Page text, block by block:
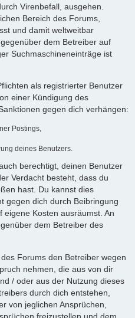
Virenbefall, ausgehen.
Bereich des Forums,
und damit weltweitbar
dem Betreiber auf
Suchmaschineneinträge ist
als registrierter Benutzer
einer Kündigung des
gegen dich verhängen:
Postings,
deines Benutzers.
berechtigt, deinen Benutzer
Verdacht besteht, dass du
hast. Du kannst dies
gegen dich durch Beibringung
eigene Kosten ausräumst. An
dem Betreiber des
Forums den Betreiber wegen
nehmen, die aus von dir
/ oder aus der Nutzung dieses
durch dich entstehen,
von jeglichen Ansprüchen,
freizustellen und dem